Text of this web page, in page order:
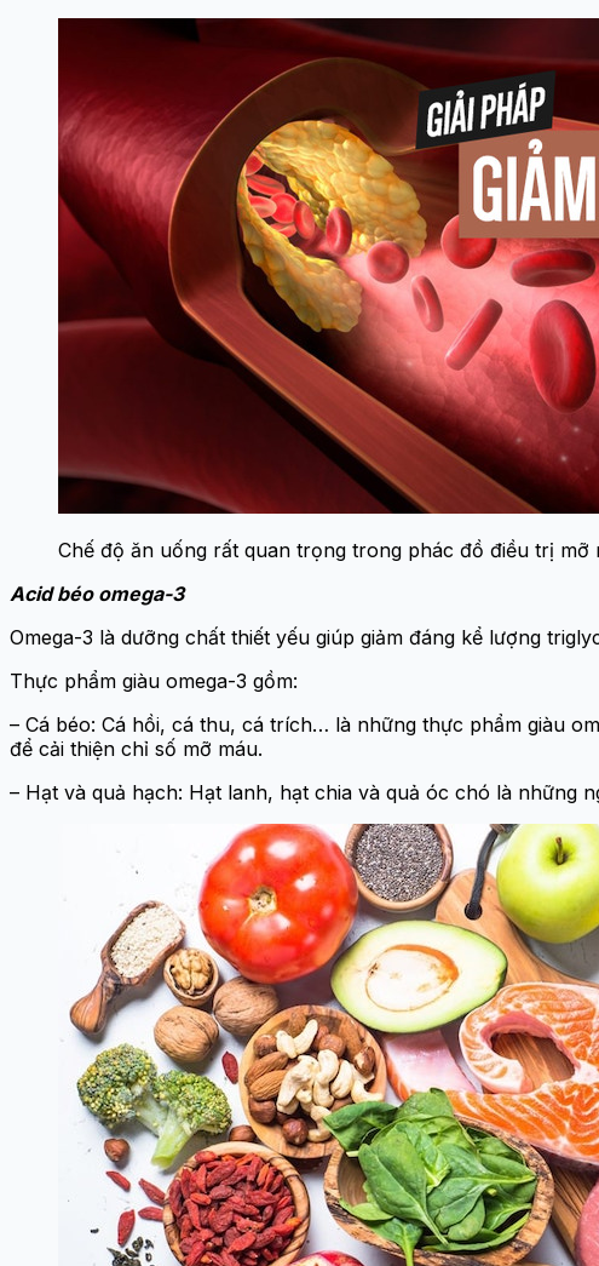
Chế độ ăn uống rất quan trọng trong phác đồ điều trị
Acid béo omega-3
Omega-3 là dưỡng chất thiết yếu giúp giảm đáng kể lượng
Thực phẩm giàu omega-3 gồm:
– Cá béo: Cá hồi, cá thu, cá trích… là những thực phẩm giàu
để cải thiện chỉ số mỡ máu.
– Hạt và quả hạch: Hạt lanh, hạt chia và quả óc chó là những